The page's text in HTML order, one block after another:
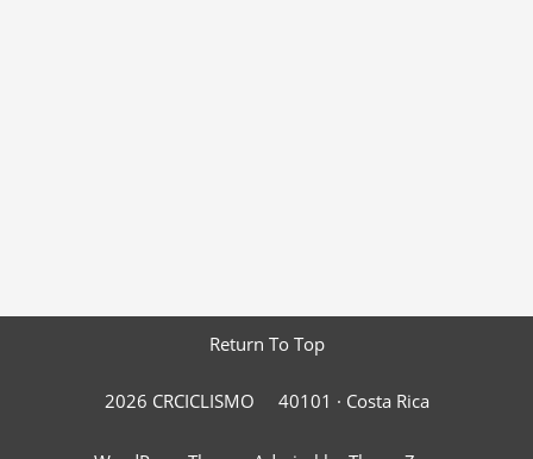
Return To Top
2026 CRCICLISMO 40101 · Costa Rica